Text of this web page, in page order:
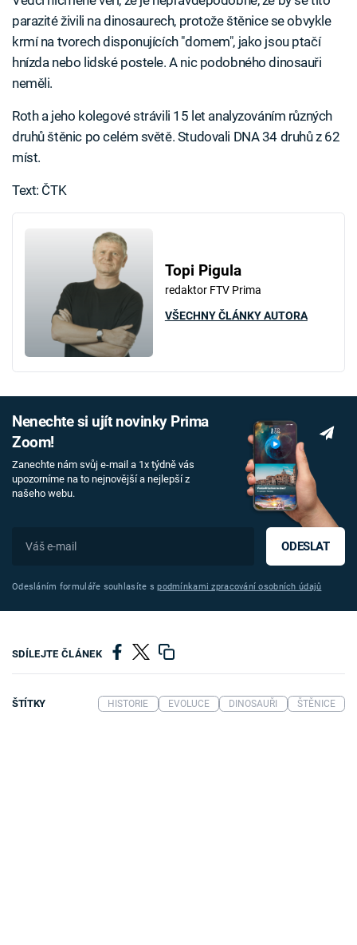
parazité živili na dinosaurech, protože štěnice se obvykle
krmí na tvorech disponujících "domem", jako jsou ptačí
hnízda nebo lidské postele. A nic podobného dinosauři
neměli.
Roth a jeho kolegové strávili 15 let analyzováním různých
druhů štěnic po celém světě. Studovali DNA 34 druhů z 62
míst.
Text: ČTK
Topi Pigula
redaktor FTV Prima
VŠECHNY ČLÁNKY AUTORA
Nenechte si ujít novinky Prima
Zoom!
Zanechte nám svůj e-mail a 1x týdně vás
upozorníme na to nejnovější a nejlepší z
našeho webu.
ODESLAT
Odesláním formuláře souhlasíte spodmínkami zpracování osobních údajů
SDÍLEJTE ČLÁNEK
ŠTÍTKY HISTORIE EVOLUCE DINOSAUŘI ŠTĚNICE